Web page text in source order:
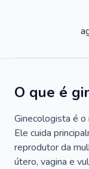
O que é
Ginecologista é o
Ele cuida
reprodutor da
útero, vagina e